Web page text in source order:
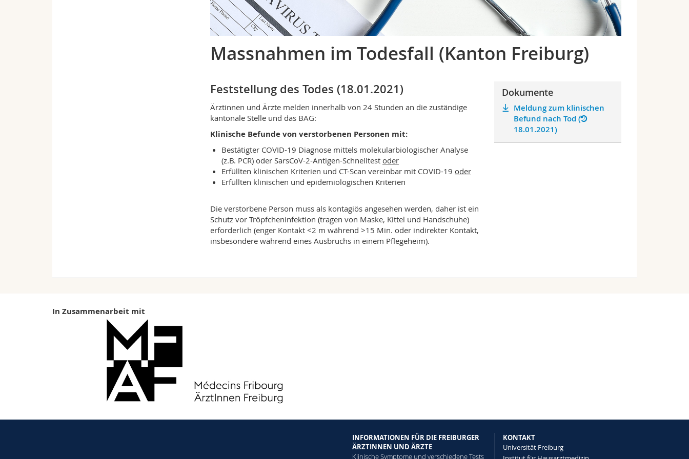
Massnahmen im Todesfall (Kanton Freiburg)
Feststellung des Todes (18.01.2021)
Ärztinnen und Ärzte melden innerhalb von 24 Stunden an die zuständige
kantonale Stelle und das BAG:
Klinische Befunde von verstorbenen Personen mit:
Bestätigter COVID-19 Diagnose mittels molekularbiologischer Analyse
(z.B. PCR) oder SarsCoV-2-Antigen-Schnelltest oder
Erfüllten klinischen Kriterien und CT-Scan vereinbar mit COVID-19 oder
Erfüllten klinischen und epidemiologischen Kriterien
Die verstorbene Person muss als kontagiös angesehen werden, daher ist ein
Schutz vor Tröpfcheninfektion (tragen von Maske, Kittel und Handschuhe)
erforderlich (enger Kontakt <2 m während >15 Min. oder indirekter Kontakt,
insbesondere während eines Ausbruchs in einem Pflegeheim).
Dokumente
Meldung zum klinischen
Befund nach Tod (
18.01.2021)
In Zusammenarbeit mit
INFORMATIONEN FÜR DIE FREIBURGER
ÄRZTINNEN UND ÄRZTE
Klinische Symptome und verschiedene Tests
KONTAKT
Universität Freiburg